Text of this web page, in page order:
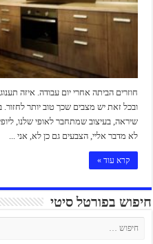
חוזרים הביתה אחרי יום עבודה. איזה
ובכל זאת יש מצבים שכך טוב יותר
שיראה, בעיצוב שמתחבר לאופי שלנו,
לא מדבר אליי, הצבעים גם כן לא, אני ...
קרא עוד »
חיפוש בפורטל סיטי